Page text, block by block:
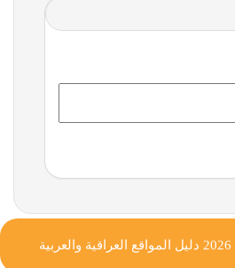
دليل المواقع العراقية والعربية